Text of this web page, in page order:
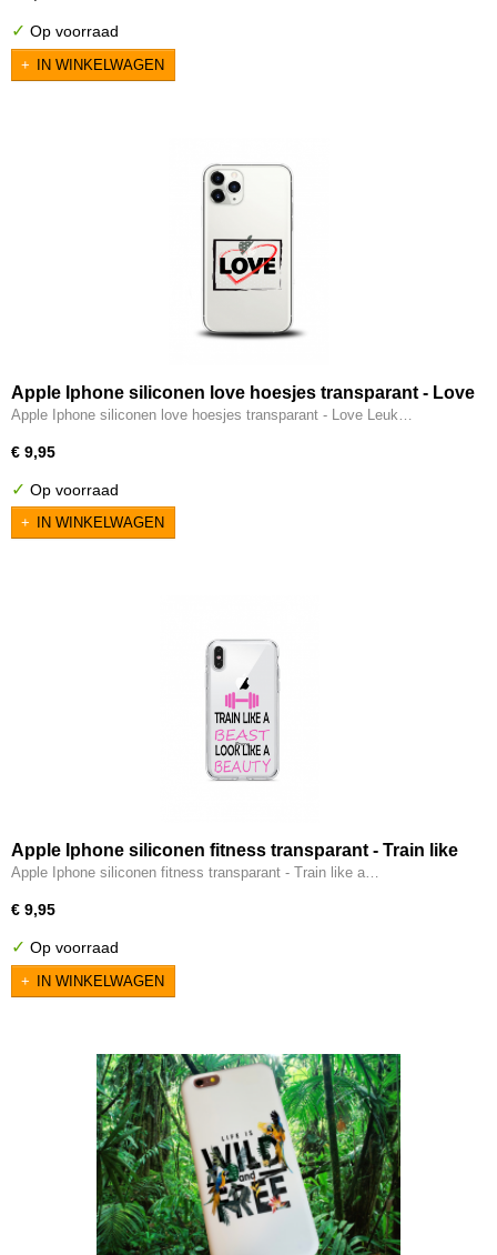
✓ Op voorraad
IN WINKELWAGEN
Apple Iphone siliconen love hoesjes transparant - Love
Apple Iphone siliconen love hoesjes transparant - Love Leuk…
€ 9,95
✓ Op voorraad
IN WINKELWAGEN
Apple Iphone siliconen fitness transparant - Train like
a beast
Apple Iphone siliconen fitness transparant - Train like a…
€ 9,95
✓ Op voorraad
IN WINKELWAGEN